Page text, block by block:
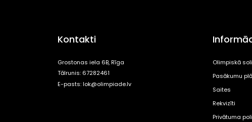
Kontakti
Grostonas iela 6B, Rīga
Tālrunis: 67282461
E-pasts:lok@olimpiade.lv
Olimpiskā
Pasākumu
Saites
Rekvizīti
Privātuma